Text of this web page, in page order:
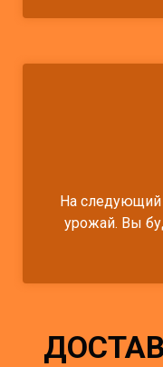
На следующий
урожай. Вы